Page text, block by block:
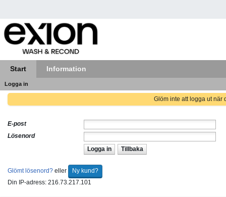
Start Information
Logga in
Glöm inte att logga ut när
E-post
Lösenord
Logga in
Tillbaka
Glömt lösenord? eller
Ny kund?
Din IP-adress: 216.73.217.101